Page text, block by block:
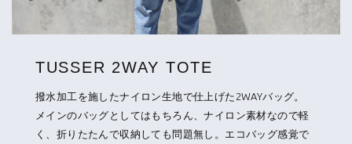
TUSSER 2WAY TOTE
撥水加工を施したナイロン生地で仕上げた2WAYバッグ。
メインのバッグとしてはもちろん、ナイロン素材なので軽
く、折りたたんで収納しても問題無し。エコバッグ感覚で